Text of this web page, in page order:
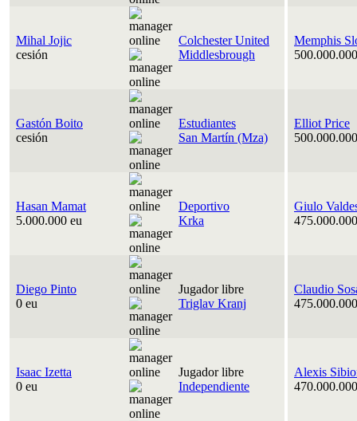
Mihal Jojic
cesión
Colchester United
Middlesbrough
Memphis
Gastón Boito
cesión
Estudiantes
San Martín (Mza)
Elliot Price
Hasan Mamat
5.000.000 eu
Deportivo
Krka
Giulo
Diego Pinto
0 eu
Jugador libre
Triglav Kranj
Claudio
Isaac Izetta
0 eu
Jugador libre
Independiente
Alexis